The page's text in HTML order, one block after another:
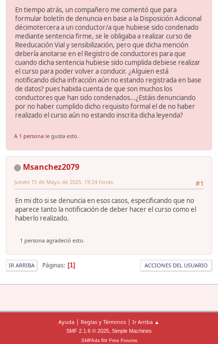
En tiempo atrás, un compañero me comentó que para
formular boletín de denuncia en base a la Disposición Adicional
décimotercera a un conductor/a que hubiese sido condenado
mediante sentencia firme, se le obligaba a realizar curso de
Reeducación Vial y sensibilización, pero que dicha mención
debería anotarse en el Registro de conductores para que
cuando dicha sentencia hubiese sido cumplida debiese realizar
el curso para poder volver a conducir. ¿Alguien está
notificando dicha infracción aún no estando registrada en base
de datos? pues habida cuenta de que son muchos los
conductores que han sido condenados...¿Estáis denunciando
por no haber cumplido dicho requisito formal el de no haber
realizado el curso aún no estando inscrita dicha leyenda?
A 1 persona le gusta esto.
Msanchez2079
#1
Jueves 15 de Mayo de 2025. 19:24 horas.
En mi dto si se denuncia en esos casos, especificando que no
aparece tanto la notificación de deber hacer el curso como el
haberlo realizado.
1 persona agradeció esto.
IR ARRIBA Páginas 1 ACCIONES DEL USUARIO
Ayuda | Reglas y Términos | Ir Arriba ▲
SMF 2.1.6 © 2025, Simple Machines
SMFAdsfor Free Forums